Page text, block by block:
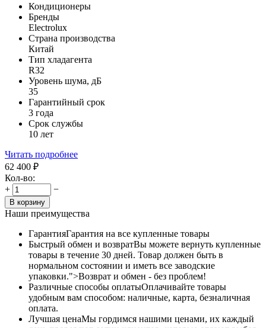
Кондиционеры
Бренды
Electrolux
Страна производства
Китай
Тип хладагента
R32
Уровень шума, дБ
35
Гарантийный срок
3 года
Срок службы
10 лет
Читать подробнее
62 400 ₽
Кол-во:
+
−
В корзину
Наши преимущества
ГарантияГарантия на все купленные товары
Быстрый обмен и возвратВы можете вернуть купленные
товары в течение 30 дней. Товар должен быть в
нормальном состоянии и иметь все заводские
упаковки.">Возврат и обмен - без проблем!
Различные способы оплатыОплачивайте товары
удобным вам способом: наличные, карта, безналичная
оплата.
Лучшая ценаМы гордимся нашими ценами, их каждый